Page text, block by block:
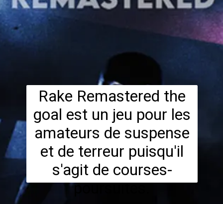
Rake Remastered the
goal est un jeu pour les
amateurs de suspense
et de terreur puisqu'il
s'agit de courses-
poursuites.